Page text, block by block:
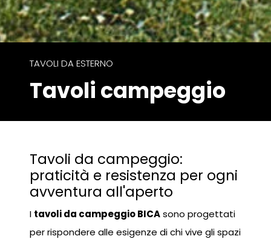
TAVOLI DA ESTERNO
Tavoli campeggio
Tavoli da campeggio:
praticità e resistenza per ogni
avventura all'aperto
I tavoli da campeggio BICAsono progettati
per rispondere alle esigenze di chi vive gli spazi